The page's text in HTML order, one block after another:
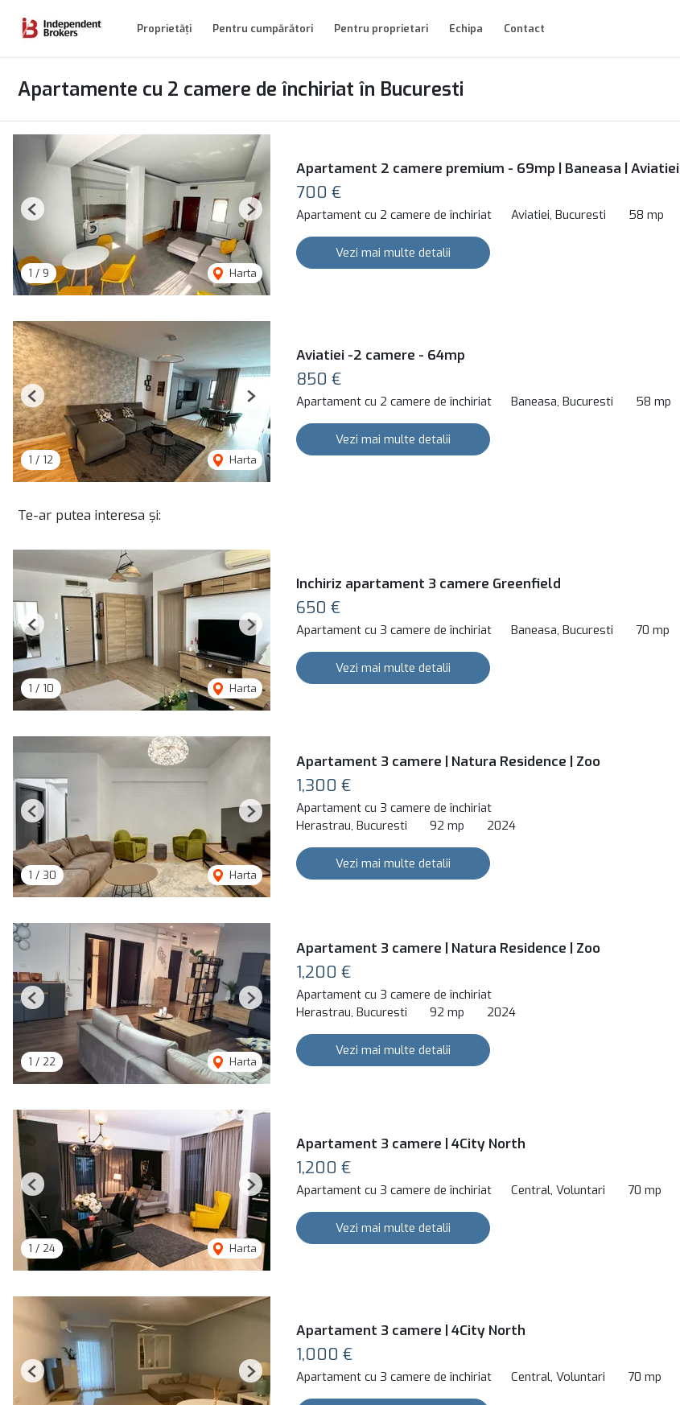
Proprietăți Pentru cumpărători Pentru proprietari Echipa Contact
Apartamente cu 2 camere de închiriat în Bucuresti
1 / 9 Harta
Previous Next
Apartament 2 camere premium - 69mp | Baneasa | Aviatiei
700 €
Apartament cu 2 camere de închiriat Aviatiei, Bucuresti 58 mp
Vezi mai multe detalii
1 / 12 Harta
Previous Next
Aviatiei -2 camere - 64mp
850 €
Apartament cu 2 camere de închiriat Baneasa, Bucuresti 58 mp
Vezi mai multe detalii
Te-ar putea interesa și:
1 / 10 Harta
Previous Next
Inchiriz apartament 3 camere Greenfield
650 €
Apartament cu 3 camere de închiriat Baneasa, Bucuresti 70 mp
Vezi mai multe detalii
1 / 30 Harta
Previous Next
Apartament 3 camere | Natura Residence | Zoo
1,300 €
Apartament cu 3 camere de închiriat
Herastrau, Bucuresti
92 mp 2024
Vezi mai multe detalii
1 / 22 Harta
Previous Next
Apartament 3 camere | Natura Residence | Zoo
1,200 €
Apartament cu 3 camere de închiriat
Herastrau, Bucuresti
92 mp 2024
Vezi mai multe detalii
1 / 24 Harta
Previous Next
Apartament 3 camere | 4City North
1,200 €
Apartament cu 3 camere de închiriat Central, Voluntari 70 mp
Vezi mai multe detalii
Previous Next
Apartament 3 camere | 4City North
1,000 €
Apartament cu 3 camere de închiriat Central, Voluntari 70 mp